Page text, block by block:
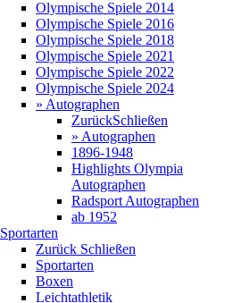
Olympische Spiele 2014
Olympische Spiele 2016
Olympische Spiele 2018
Olympische Spiele 2021
Olympische Spiele 2022
Olympische Spiele 2024
» Autographen
ZurückSchließen
» Autographen
1896-1948
Highlights Olympia
Autographen
Radsport Autographen
ab 1952
Sportarten
Zurück Schließen
Sportarten
Boxen
Leichtathletik